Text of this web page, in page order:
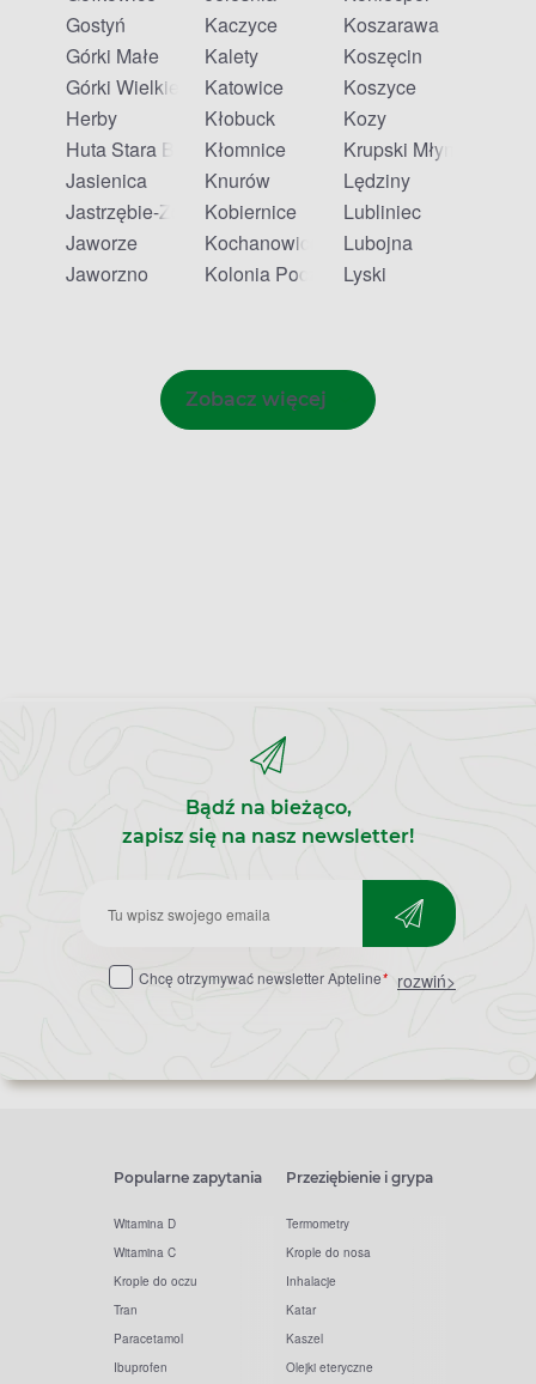
Gostyń
Górki Małe
Górki Wielkie
Herby
Huta Stara B
Jasienica
Jastrzębie-Zdrój
Jaworze
Jaworzno
Kaczyce
Kalety
Katowice
Kłobuck
Kłomnice
Knurów
Kobiernice
Kochanowice
Kolonia Poczesna
Koszarawa
Koszęcin
Koszyce
Kozy
Krupski Młyn
Lędziny
Lubliniec
Lubojna
Lyski
Zobacz więcej
Bądź na bieżąco,
zapisz się na nasz newsletter!
Zapisz
do
Chcę otrzymywać newsletter Apteline* rozwiń>
Popularne zapytania
Witamina D
Witamina C
Krople do oczu
Tran
Paracetamol
Ibuprofen
Przeziębienie i grypa
Termometry
Krople do nosa
Inhalacje
Katar
Kaszel
Olejki eteryczne